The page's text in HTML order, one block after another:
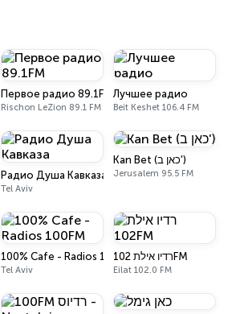
Первое радио 89.1FM
Rischon LeZion 89.1 FM
Лучшее радио
Beit Keshet 106.4 FM
Радио Душа Кавказа
Tel Aviv
Kan Bet (כאן ב')
Jerusalem 95.5 FM
100% Cafe - Radios 100FM
Tel Aviv
רדיו אילת 102FM
Eilat 102.0 FM